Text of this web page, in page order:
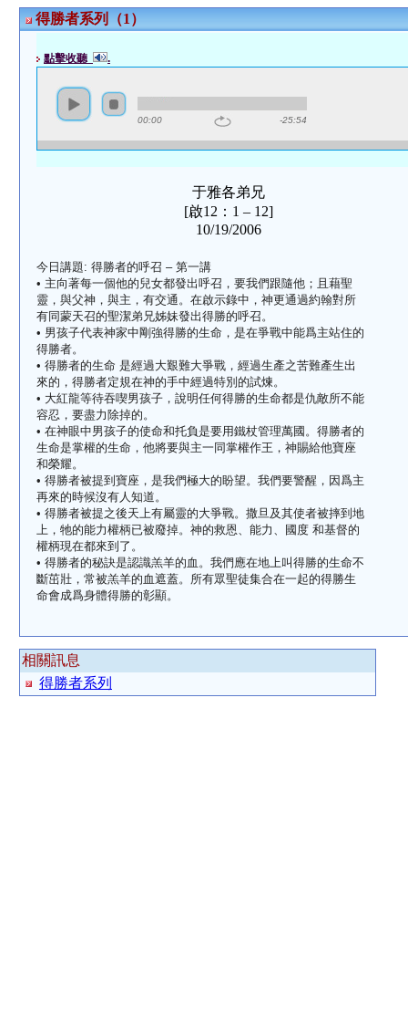
得勝者系列（1）
點擊收聽 .
00:00 -25:54
于雅各弟兄
[啟12：1 – 12]
10/19/2006
今日講題: 得勝者的呼召 – 第一講
• 主向著每一個他的兒女都發出呼召，要我們跟隨他；且藉聖
靈，與父神，與主，有交通。在啟示錄中，神更通過約翰對所
有同蒙天召的聖潔弟兄姊妹發出得勝的呼召。
• 男孩子代表神家中剛強得勝的生命，是在爭戰中能爲主站住的
得勝者。
• 得勝者的生命 是經過大艱難大爭戰，經過生產之苦難產生出
來的，得勝者定規在神的手中經過特別的試煉。
• 大紅龍等待吞喫男孩子，說明任何得勝的生命都是仇敵所不能
容忍，要盡力除掉的。
• 在神眼中男孩子的使命和托負是要用鐵杖管理萬國。得勝者的
生命是掌權的生命，他將要與主一同掌權作王，神賜給他寶座
和榮耀。
• 得勝者被提到寶座，是我們極大的盼望。我們要警醒，因爲主
再來的時候沒有人知道。
• 得勝者被提之後天上有屬靈的大爭戰。撒旦及其使者被摔到地
上，牠的能力權柄已被廢掉。神的救恩、能力、國度 和基督的
權柄現在都來到了。
• 得勝者的秘訣是認識羔羊的血。我們應在地上叫得勝的生命不
斷茁壯，常被羔羊的血遮蓋。所有眾聖徒集合在一起的得勝生
命會成爲身體得勝的彰顯。
相關訊息
得勝者系列